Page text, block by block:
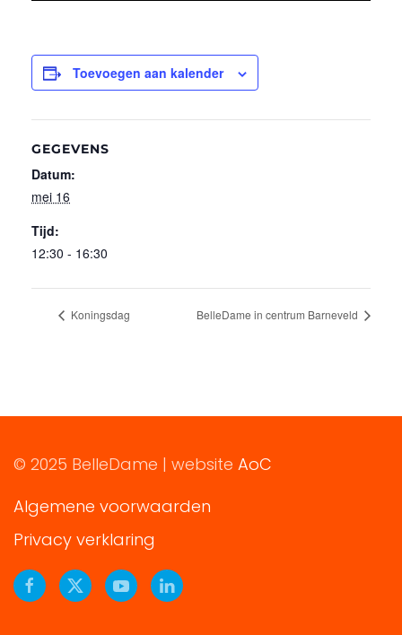
Toevoegen aan kalender
GEGEVENS
Datum:
mei 16
Tijd:
12:30 - 16:30
Koningsdag BelleDame in centrum Barneveld
© 2025 BelleDame | website AoC
Algemene voorwaarden
Privacy verklaring